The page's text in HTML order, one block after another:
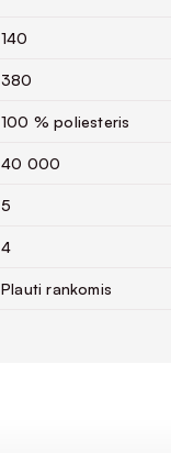
140
380
100 % poliesteris
40 000
5
4
Plauti rankomis